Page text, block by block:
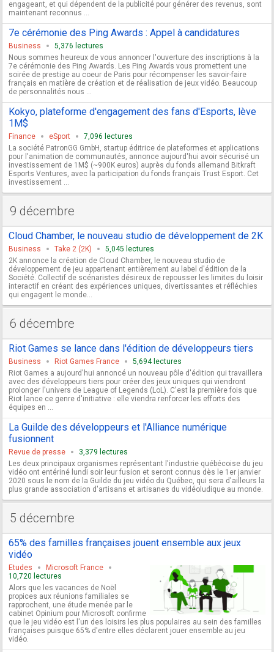
engageant, et qui dépendent de la publicité pour générer des revenus, sont
maintenant reconnus ...
7e cérémonie des Ping Awards : Appel à candidatures
Business
5,376 lectures
Nous sommes heureux de vous annoncer l'ouverture des inscriptions à la
7e cérémonie des Ping Awards. Les Ping Awards vous promettent une
soirée de prestige au coeur de Paris pour récompenser les savoir-faire
français en matière de création et de réalisation de jeux vidéo. Beaucoup
de personnalités nous ...
Kokyo, plateforme d'engagement des fans d'Esports, lève
1M$
Finance eSport
7,096 lectures
La société PatronGG GmbH, startup éditrice de plateformes et applications
pour l'animation de communautés, annonce aujourd'hui avoir sécurisé un
investissement de 1M$ (~900K euros) auprès du fonds allemand Bitkraft
Esports Ventures, avec la participation du fonds français Trust Esport. Cet
investissement ...
9 décembre
Cloud Chamber, le nouveau studio de développement de 2K
Business Take 2 (2K)
5,045 lectures
2K annonce la création de Cloud Chamber, le nouveau studio de
développement de jeu appartenant entièrement au label d'édition de la
Société. Collectif de scénaristes désireux de repousser les limites du loisir
interactif en créant des expériences uniques, divertissantes et réfléchies
qui engagent le monde...
6 décembre
Riot Games se lance dans l'édition de développeurs tiers
Business Riot Games France
5,694 lectures
Riot Games a aujourd'hui annoncé un nouveau pôle d'édition qui travaillera
avec des développeurs tiers pour créer des jeux uniques qui viendront
prolonger l'univers de League of Legends (LoL). C'est la première fois que
Riot lance ce genre d'initiative : elle viendra renforcer les efforts des
équipes en ...
La Guilde des développeurs et l'Alliance numérique
fusionnent
Revue de presse
3,379 lectures
Les deux principaux organismes représentant l'industrie québécoise du jeu
vidéo ont entériné lundi soir leur fusion et seront connus dès le 1er janvier
2020 sous le nom de la Guilde du jeu vidéo du Québec, qui sera d'ailleurs la
plus grande association d'artisans et artisanes du vidéoludique au monde.
5 décembre
65% des familles françaises jouent ensemble aux jeux
vidéo
Etudes
Microsoft France
10,720 lectures
Alors que les vacances de Noël
propices aux réunions familiales se
rapprochent, une étude menée par le
cabinet Opinium pour Microsoft confirme
que le jeu vidéo est l'un des loisirs les plus populaires au sein des familles
françaises puisque 65% d'entre elles déclarent jouer ensemble au jeu
vidéo.